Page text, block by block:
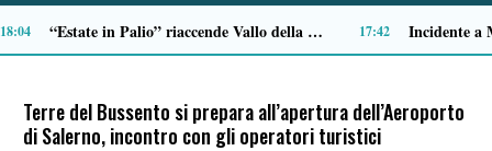
Castellabate, arrivano più controlli: il prefetto rafforza la presenza delle forze dell’ordine 16:02 Vipere, cinghiali e serpenti in estate: come comportarsi negli incontri con gli animali selvatici lungo i sentieri 15:57
Terre del Bussento si prepara all’apertura dell’Aeroporto
di Salerno, incontro con gli operatori turistici